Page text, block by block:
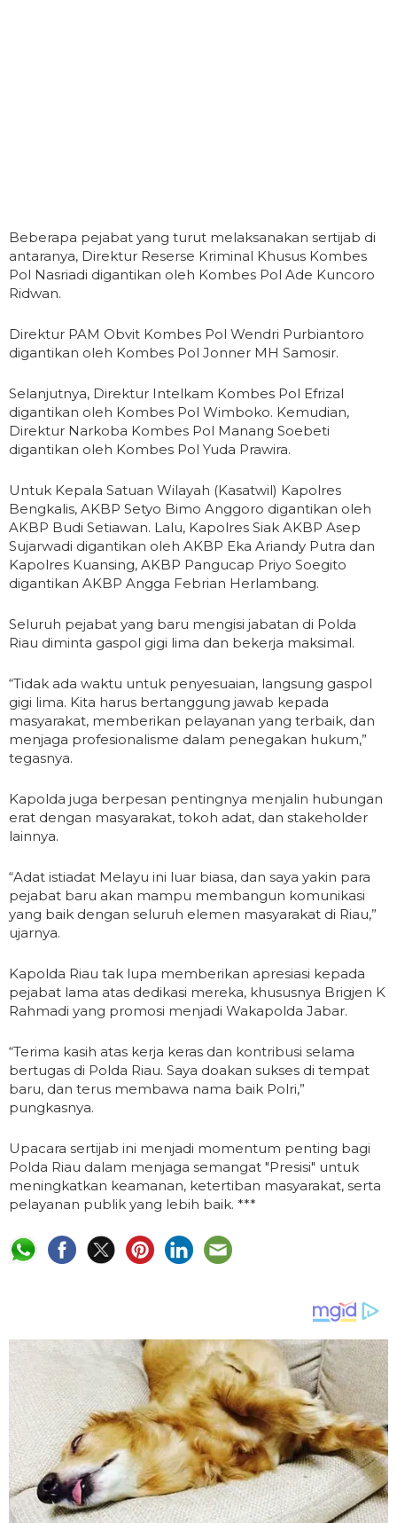
Beberapa pejabat yang turut melaksanakan sertijab di
antaranya, Direktur Reserse Kriminal Khusus Kombes
Pol Nasriadi digantikan oleh Kombes Pol Ade Kuncoro
Ridwan.
Direktur PAM Obvit Kombes Pol Wendri Purbiantoro
digantikan oleh Kombes Pol Jonner MH Samosir.
Selanjutnya, Direktur Intelkam Kombes Pol Efrizal
digantikan oleh Kombes Pol Wimboko. Kemudian,
Direktur Narkoba Kombes Pol Manang Soebeti
digantikan oleh Kombes Pol Yuda Prawira.
Untuk Kepala Satuan Wilayah (Kasatwil) Kapolres
Bengkalis, AKBP Setyo Bimo Anggoro digantikan oleh
AKBP Budi Setiawan. Lalu, Kapolres Siak AKBP Asep
Sujarwadi digantikan oleh AKBP Eka Ariandy Putra dan
Kapolres Kuansing, AKBP Pangucap Priyo Soegito
digantikan AKBP Angga Febrian Herlambang.
Seluruh pejabat yang baru mengisi jabatan di Polda
Riau diminta gaspol gigi lima dan bekerja maksimal.
“Tidak ada waktu untuk penyesuaian, langsung gaspol
gigi lima. Kita harus bertanggung jawab kepada
masyarakat, memberikan pelayanan yang terbaik, dan
menjaga profesionalisme dalam penegakan hukum,”
tegasnya.
Kapolda juga berpesan pentingnya menjalin hubungan
erat dengan masyarakat, tokoh adat, dan stakeholder
lainnya.
“Adat istiadat Melayu ini luar biasa, dan saya yakin para
pejabat baru akan mampu membangun komunikasi
yang baik dengan seluruh elemen masyarakat di Riau,”
ujarnya.
Kapolda Riau tak lupa memberikan apresiasi kepada
pejabat lama atas dedikasi mereka, khususnya Brigjen K
Rahmadi yang promosi menjadi Wakapolda Jabar.
“Terima kasih atas kerja keras dan kontribusi selama
bertugas di Polda Riau. Saya doakan sukses di tempat
baru, dan terus membawa nama baik Polri,”
pungkasnya.
Upacara sertijab ini menjadi momentum penting bagi
Polda Riau dalam menjaga semangat "Presisi" untuk
meningkatkan keamanan, ketertiban masyarakat, serta
pelayanan publik yang lebih baik. ***